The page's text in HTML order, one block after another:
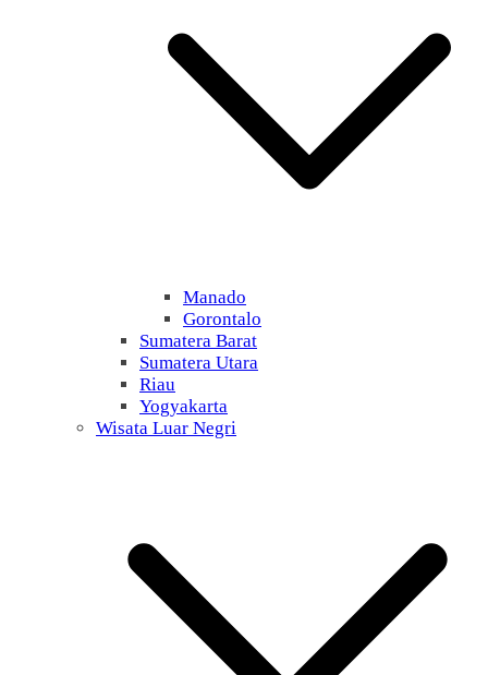
Manado
Gorontalo
Sumatera Barat
Sumatera Utara
Riau
Yogyakarta
Wisata Luar Negri